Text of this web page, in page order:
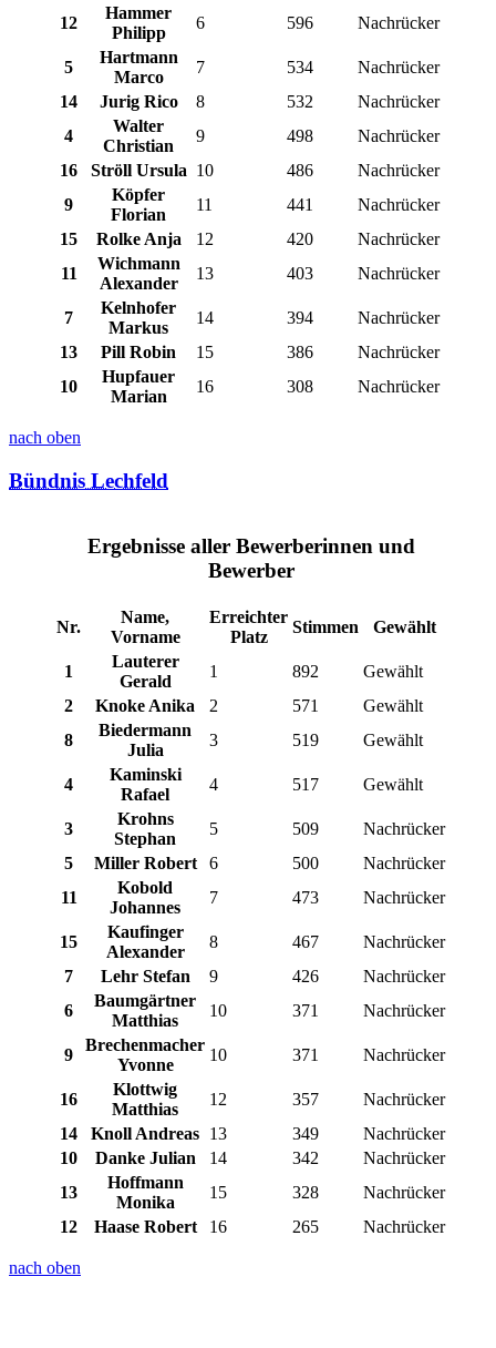
12
Hammer
Philipp
6 596 Nachrücker
5
Hartmann
Marco
7 534
Nachrücker
14
Jurig Rico 8 532
Nachrücker
4
Walter
Christian
9 498
Nachrücker
16
Ströll Ursula 10 486
Nachrücker
9
Köpfer
Florian
11 441
Nachrücker
15
Rolke Anja 12 420
Nachrücker
11
Wichmann
Alexander
13 403 Nachrücker
7
Kelnhofer
Markus
14 394
Nachrücker
13
Pill Robin 15 386
Nachrücker
10
Hupfauer
Marian
16 308 Nachrücker
nach oben
Bündnis Lechfeld
Ergebnisse aller Bewerberinnen und
Bewerber
Nr.
Name,
Vorname
Erreichter
Platz
Stimmen Gewählt
1
Lauterer
Gerald
1 892
Gewählt
2
Knoke Anika 2 571
Gewählt
8
Biedermann
Julia
3 519 Gewählt
4
Kaminski
Rafael
4 517 Gewählt
3
Krohns
Stephan
5 509
Nachrücker
5
Miller Robert 6 500
Nachrücker
11
Kobold
Johannes
7 473 Nachrücker
15
Kaufinger
Alexander
8 467
Nachrücker
7
Lehr Stefan 9 426
Nachrücker
6
Baumgärtner
Matthias
10 371 Nachrücker
9
Brechenmacher
Yvonne
10 371 Nachrücker
16
Klottwig
Matthias
12 357
Nachrücker
14
Knoll Andreas 13 349
Nachrücker
10
Danke Julian 14 342
Nachrücker
13
Hoffmann
Monika
15 328
Nachrücker
12
Haase Robert 16 265 Nachrücker
nach oben